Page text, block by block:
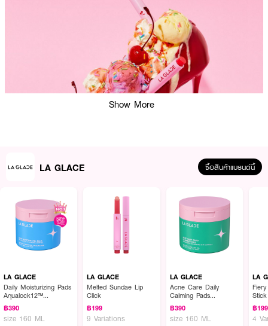
ผลลัพธ์ที่ได้ :
LA GLACE Melted Sundae Lip Click
พบกับความฉ่ำอีกระดับ ด้วย 10 เฉดสี
ใหม่คัดแล้วว่าจึ้ง ลิปบาล์มละลายลากลาส เนื้อสัมผัสนุ่ม ทาแล้วฉ่ำขั้นสุด ปากอวบ
·ลิปบาล์มละลายลากลาส
·เนื้อสัมผัสนุ่ม ทาแล้วฉ่ำขั้นสุด
·ปากอวบอิ่มจึ้งไม่ต้องพึ่งฟิลเลอร์
Show More
LA GLACE ซื้อสินค้าแบรนด์นี้
LA GLACE
Daily Moisturizing Pads
Aqualock12™
Hyaluronic Complex
฿390
size 160 ML
LA GLACE
Melted Sundae Lip
Click
฿199
9 Variations
LA GLACE
Acne Care Daily
Calming Pads
Acnesphere
฿390
size 160 ML
LA
Stick
฿199
4